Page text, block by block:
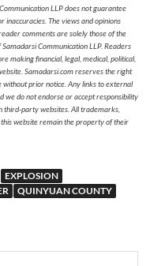
LLP does not guarantee
The views and opinions
comments are solely those of the
Communication LLP. Readers
making financial, legal, medical, political,
Samadarsi.com reserves the right
prior notice. Any links to external
we do not endorse or accept responsibility
third-party websites. All trademarks,
website remain the property of their
EXPLOSION
QUINYUAN COUNTY